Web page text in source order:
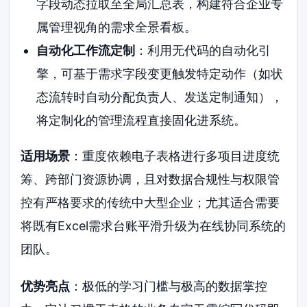
字段动态拉取至全局汇总表，构建符合企业专
属管理视角的需求全景看板。
自动化工作流定制 ：利用无代码的自动化引
擎，可基于需求字段变更触发特定动作（如状
态流转时自动分配负责人、发送定制通知），
将定制化的管理流程直接固化进系统。
适用场景 ：重度依赖电子表格进行多项目进度统
筹、跨部门资源协调，且对数据合规性与权限管
控有严格要求的传统中大型企业；尤其适合需要
将既有Excel需求台账平滑升级为在线协同系统的
团队。
优势亮点 ：极低的学习门槛与极高的数据掌控